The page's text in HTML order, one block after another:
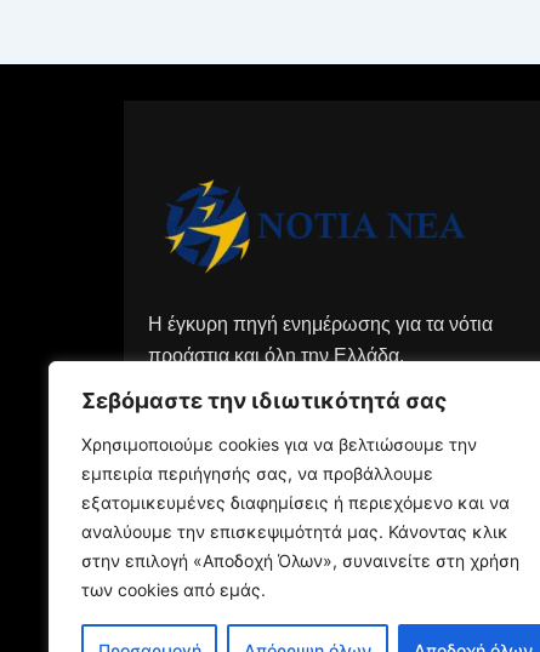
Σεβόμαστε την ιδιωτικότητά σας
Χρησιμοποιούμε cookies για να βελτιώσουμε την
εμπειρία περιήγησής σας, να προβάλλουμε
εξατομικευμένες διαφημίσεις ή περιεχόμενο και να
αναλύουμε την επισκεψιμότητά μας. Κάνοντας κλικ
στην επιλογή «Αποδοχή Όλων», συναινείτε στη χρήση
των cookies από εμάς.
Η έγκυρη πηγή ενημέρωσης για τα νότια
προάστια και όλη την Ελλάδα.